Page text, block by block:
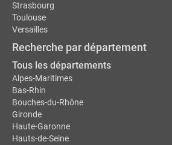
Strasbourg
Toulouse
Versailles
Recherche par département
Tous les départements
Alpes-Maritimes
Bas-Rhin
Bouches-du-Rhône
Gironde
Haute-Garonne
Hauts-de-Seine